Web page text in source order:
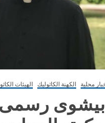
محلية الكهنة الكاثوليك الهيئات
رسمى